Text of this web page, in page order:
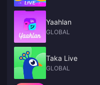
Yaahlan
GLOBAL
Taka Live
GLOBAL